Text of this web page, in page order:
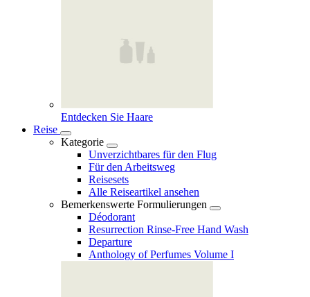
Entdecken Sie Haare
Reise
Kategorie
Unverzichtbares für den Flug
Für den Arbeitsweg
Reisesets
Alle Reiseartikel ansehen
Bemerkenswerte Formulierungen
Déodorant
Resurrection Rinse‑Free Hand Wash
Departure
Anthology of Perfumes Volume I